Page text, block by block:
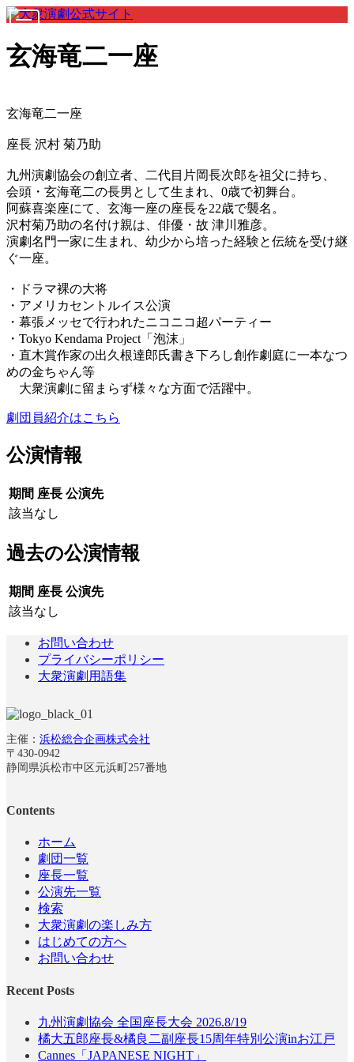
玄海竜二一座
玄海竜二一座
座長 沢村 菊乃助
九州演劇協会の創立者、二代目片岡長次郎を祖父に持ち、
会頭・玄海竜二の長男として生まれ、0歳で初舞台。
阿蘇喜楽座にて、玄海一座の座長を22歳で襲名。
沢村菊乃助の名付け親は、俳優・故 津川雅彦。
演劇名門一家に生まれ、幼少から培った経験と伝統を受け継
ぐ一座。
・ドラマ裸の大将
・アメリカセントルイス公演
・幕張メッセで行われたニコニコ超パーティー
・Tokyo Kendama Project「泡沫」
・直木賞作家の出久根達郎氏書き下ろし創作劇庭に一本なつ
めの金ちゃん等
大衆演劇に留まらず様々な方面で活躍中。
劇団員紹介はこちら
公演情報
期間 座長 公演先
該当なし
過去の公演情報
期間 座長 公演先
該当なし
お問い合わせ
プライバシーポリシー
大衆演劇用語集
主催： 浜松総合企画株式会社
〒430-0942
静岡県浜松市中区元浜町257番地
Contents
ホーム
劇団一覧
座長一覧
公演先一覧
検索
大衆演劇の楽しみ方
はじめての方へ
お問い合わせ
Recent Posts
九州演劇協会 全国座長大会 2026.8/19
橘大五郎座長&橘良二副座長15周年特別公演inお江戸
Cannes「JAPANESE NIGHT」